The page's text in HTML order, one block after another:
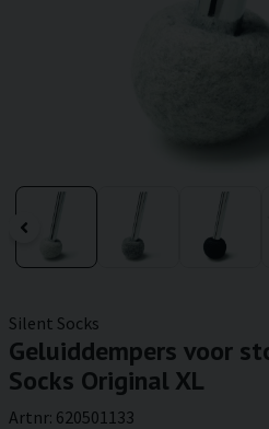
Silent Socks
Geluiddempers voor
Socks Original XL
Artnr: 620501133